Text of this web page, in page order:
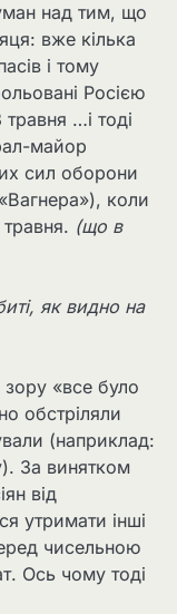
над тим, що
вже кілька
і тому
Росією
…і тоді
майор
сил оборони
коли
(що в
як видно на
«все було
обстріляли
(наприклад:
За винятком
від
утримати інші
чисельною
Ось чому тоді